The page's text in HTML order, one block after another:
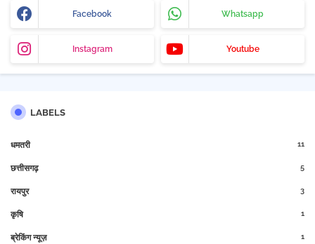
Facebook Whatsapp
Instagram Youtube
LABELS
धमतरी 11
छत्तीसगढ़ 5
रायपुर 3
कृषि 1
ब्रेकिंग न्यूज़ 1